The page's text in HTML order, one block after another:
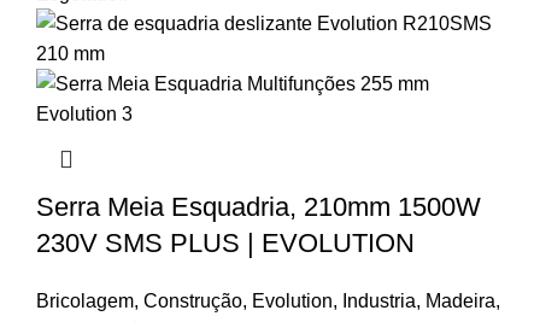
Serra Meia Esquadria, 210mm 1500W
230V SMS PLUS | EVOLUTION
Bricolagem, Construção, Evolution, Industria, Madeira,